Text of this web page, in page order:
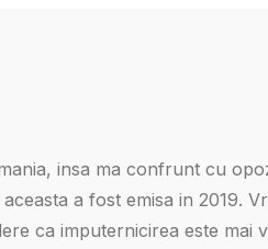
insa ma confrunt cu
a fost emisa in 2019.
ca imputernicirea este mai